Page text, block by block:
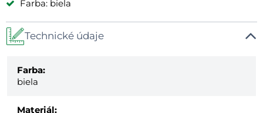
Farba: biela
Technické údaje
Farba:
biela
Materiál: